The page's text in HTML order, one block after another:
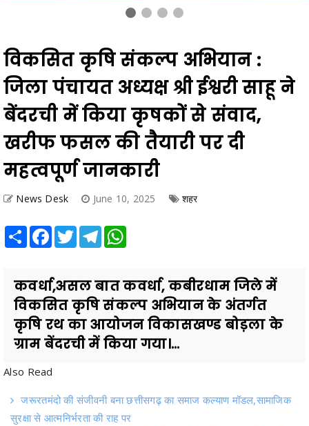
विकसित कृषि संकल्प अभियान :
जिला पंचायत अध्यक्ष श्री ईश्वरी साहू ने
बेंदरची में किया कृषकों से संवाद,
खरीफ फसल की तैयारी पर दी
महत्वपूर्ण जानकारी
June 10, 2025
कवर्धा,असल बात कवर्धा, कबीरधाम जिले में
कृषि रथ का आयोजन विकासखण्ड बोड़ला के
ग्राम बेंदरची में किया गया।...
Also Read
सुरक्षा से आत्मनिर्भरता की राह पर
सीजी पीएससी की एस आई भर्ती परीक्षा के अभ्यर्थियों के नामों को लेकर सोशल
मीडिया पर अफवाहें,केवल छत्तीसगढ़ लोक सेवा आयोग की आधिकारिक वेबसाइट